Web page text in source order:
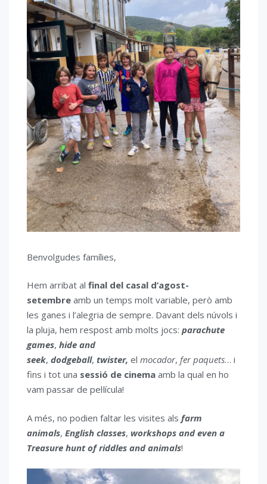
Benvolgudes famílies,
Hem arribat al final del casal d’agost-
setembre amb un temps molt variable, però amb
les ganes i l’alegria de sempre. Davant dels núvols i
la pluja, hem respost amb molts jocs: parachute
games, hide and
seek, dodgeball, twister, el mocador, fer paquets… i
fins i tot una sessió de cinema amb la qual en ho
vam passar de pel·lícula!
A més, no podien faltar les visites als farm
animals, English classes, workshops and even a
Treasure hunt of riddles and animals!